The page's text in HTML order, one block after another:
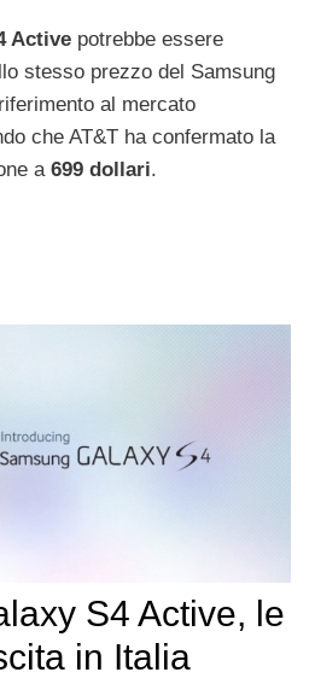
Active potrebbe essere
stesso prezzo del Samsung
al mercato
che AT&T ha confermato la
a699 dollari.
S4 Active, le
in Italia